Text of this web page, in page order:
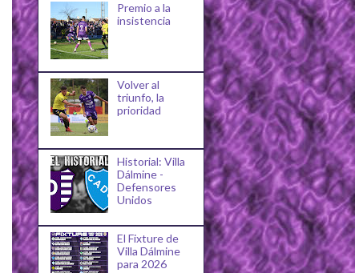
Premio a la
insistencia
Volver al
triunfo, la
prioridad
Historial: Villa
Dálmine -
Defensores
Unidos
El Fixture de
Villa Dálmine
para 2026